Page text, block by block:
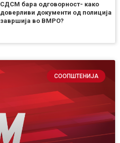
СДСМ бара одговорност- како
доверливи документи од полиција
завршија во ВМРО?
СООПШТЕНИЈА